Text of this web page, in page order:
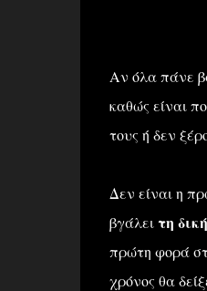
Αν όλα πάνε
καθώς είναι
τους ή δεν
Δεν είναι η
βγάλει τη
πρώτη φορά
χρόνος θα